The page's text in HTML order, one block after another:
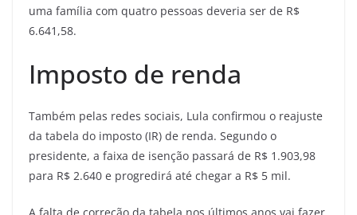
uma família com quatro pessoas deveria ser de R$
6.641,58.
Imposto de renda
Também pelas redes sociais, Lula confirmou o reajuste
da tabela do imposto (IR) de renda. Segundo o
presidente, a faixa de isenção passará de R$ 1.903,98
para R$ 2.640 e progredirá até chegar a R$ 5 mil.